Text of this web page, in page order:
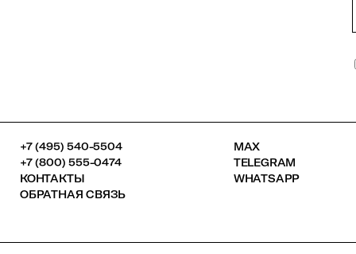
+7 (495) 540-5504
+7 (800) 555-0474
КОНТАКТЫ
ОБРАТНАЯ СВЯЗЬ
MAX
TELEGRAM
WHATSAPP